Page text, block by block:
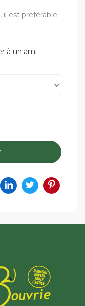
est préférable
à un ami